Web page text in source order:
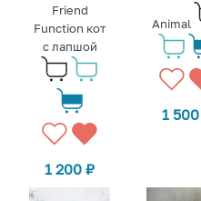
Friend
Function кот
с лапшой
1 200₽
Animal
1 500